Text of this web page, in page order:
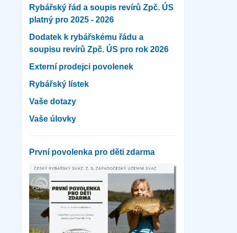
Rybářský řád a soupis revírů Zpč. ÚS
platný pro 2025 - 2026
Dodatek k rybářskému řádu a
soupisu revírů Zpč. ÚS pro rok 2026
Externí prodejci povolenek
Rybářský lístek
Vaše dotazy
Vaše úlovky
První povolenka pro děti zdarma